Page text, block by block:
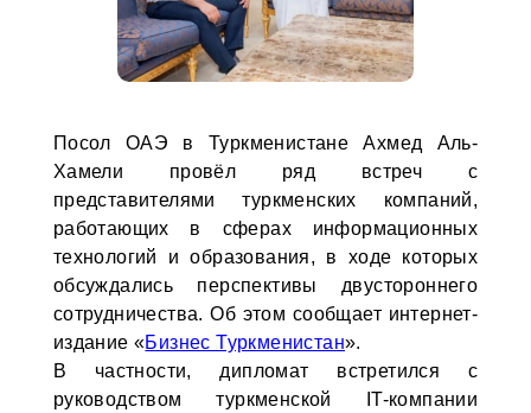
Посол ОАЭ в Туркменистане Ахмед Аль-
Хамели провёл ряд встреч с
представителями туркменских компаний,
работающих в сферах информационных
технологий и образования, в ходе которых
обсуждались перспективы двустороннего
сотрудничества. Об этом сообщает интернет-
издание «Бизнес Туркменистан».
В частности, дипломат встретился с
руководством туркменской IT-компании